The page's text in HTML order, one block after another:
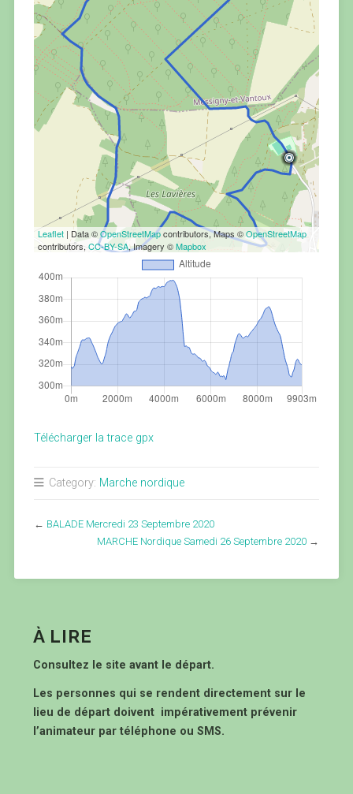
Leaflet| Data ©OpenStreetMapcontributors, Maps ©OpenStreetMap
contributors, CC-BY-SA, Imagery ©Mapbox
Télécharger la trace gpx
Category: Marche nordique
← BALADE Mercredi 23 Septembre 2020
MARCHE Nordique Samedi 26 Septembre 2020 →
À LIRE
Consultez le site avant le départ.
Les personnes qui se rendent directement sur le
lieu de départ doivent impérativement prévenir
l’animateur par téléphone ou SMS.